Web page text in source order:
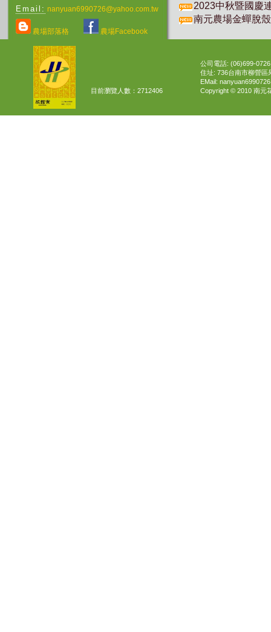
Email: nanyuan6990726@yahoo.com.tw
農場部落格 農場Facebook
2023中秋暨國慶
南元農場金蟬脫
公司電話: (06)699-
住址: 736台南市柳營
EMail:
目前瀏覽人數：2712406 Copyright © 2010 南元